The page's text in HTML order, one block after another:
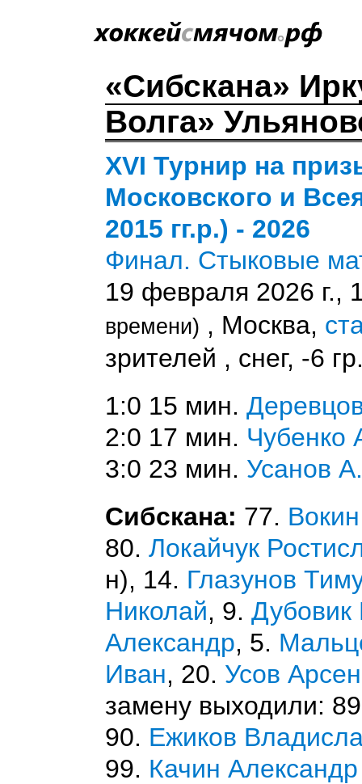
«Сибскана»
Волга»
XVI Турнир на
Московского и
2015 гг.р.) - 2026
Финал. Стыковые
19 февраля 2026 г.,
времени) , Москва,
зрителей , снег, -6
1:0 15 мин.
2:0 17 мин. Чубенко
3:0 23 мин. Усанов А.
Сибскана: 77.
80. Локайчук
н), 14. Глазунов
Николай, 9.
Александр, 5.
Иван, 20. Усов
замену выходили:
90. Ежиков
99. Качин